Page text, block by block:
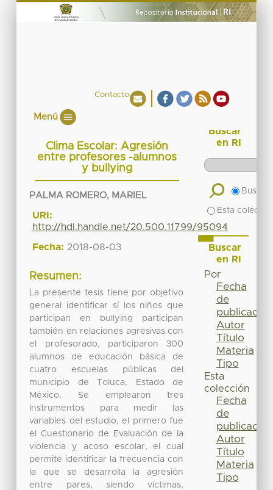
Contacto
Menú
Clima Escolar: Agresión
entre profesores -alumnos
y bullying
PALMA ROMERO, MARIEL
URI:
http://hdl.handle.net/20.500.11799/95094
Fecha: 2018-08-03
Resumen:
La presente tesis tiene por objetivo
general identificar sí los niños que
participan en bullying participan
también en relaciones agresivas con
el profesorado, participaron 300
alumnos de educación básica de
cuatro escuelas públicas del
municipio de Toluca, Estado de
México. Se emplearon tres
instrumentos para medir las
variables del estudio, el primero fue
el Cuestionario de Evaluación de la
violencia y acoso escolar, el cual
permite identificar la frecuencia con
la que se desarrolla la agresión
entre pares, siendo víctimas,
Buscar
en RI
Buscar
Esta
Buscar
en RI
Por
Fecha
de
publicación
Autor
Título
Materia
Tipo
Esta
colección
Fecha
de
publicación
Autor
Título
Materia
Tipo